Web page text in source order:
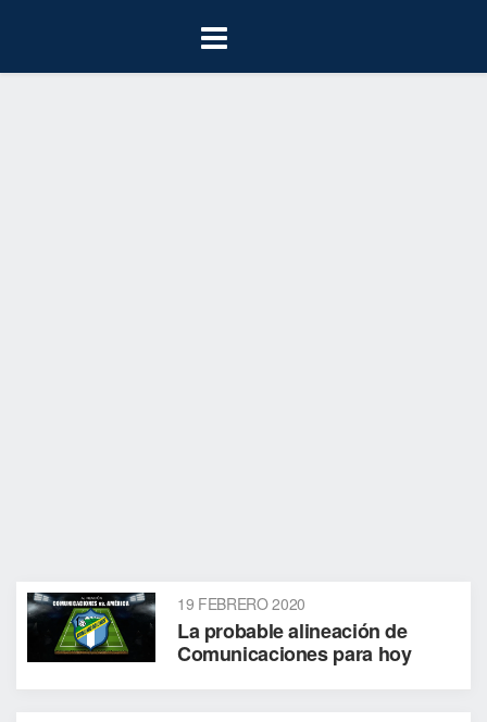
19 FEBRERO 2020
La probable alineación de
Comunicaciones para hoy